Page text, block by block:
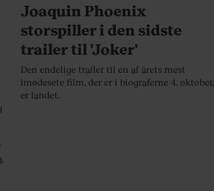
Joaquin Phoenix
storspiller i den sidste
trailer til 'Joker'
Den endelige trailer til en af årets mest
imødesete film, der er i biograferne 4. oktober,
er landet.